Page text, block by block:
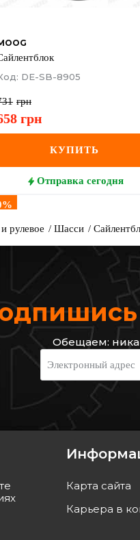
DE-SB-8905
грн
грн
КУПИТЬ
Отправка сегодня
%
FEBEST
Сайлентблок подвески
Код: CHAB-V200B
грн
КУПИТЬ
рулевое Шасси
Обещаем:
Электронный адрес
Карта сайта
Карьера в